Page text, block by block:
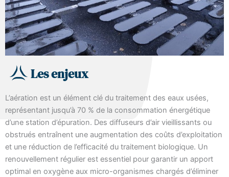
Les enjeux
L’aération est un élément clé du traitement des eaux usées,
représentant jusqu’à 70 % de la consommation énergétique
d’une station d’épuration. Des diffuseurs d’air vieillissants ou
obstrués entraînent une augmentation des coûts d’exploitation
et une réduction de l’efficacité du traitement biologique. Un
renouvellement régulier est essentiel pour garantir un apport
optimal en oxygène aux micro-organismes chargés d’éliminer